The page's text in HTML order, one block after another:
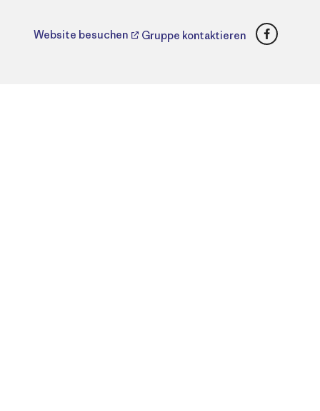
Website besuchen Gruppe kontaktieren